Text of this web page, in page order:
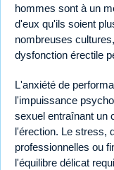
hommes sont à un
d'eux qu'ils soient
nombreuses
dysfonction érectile
L'anxiété de
l'impuissance
sexuel entraînant un
l'érection. Le stress,
professionnelles ou
l'équilibre délicat